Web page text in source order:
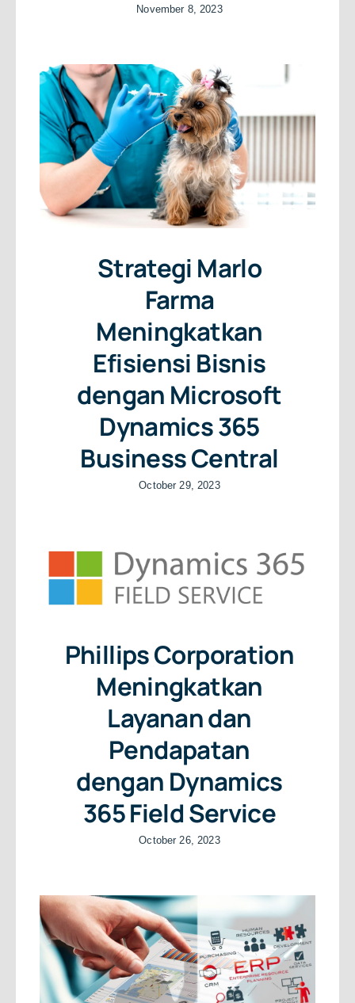
November 8, 2023
Strategi Marlo
Farma
Meningkatkan
Efisiensi Bisnis
dengan Microsoft
Dynamics 365
Business Central
October 29, 2023
Phillips Corporation
Meningkatkan
Layanan dan
Pendapatan
dengan Dynamics
365 Field Service
October 26, 2023